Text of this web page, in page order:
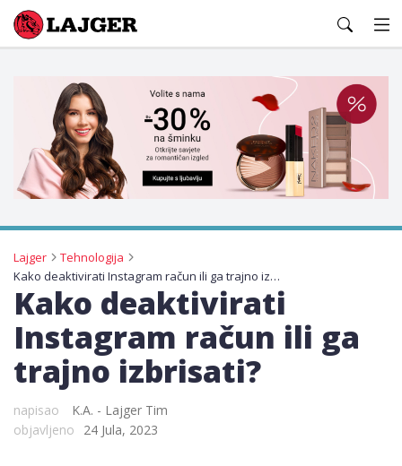
Lajger
Lajger
Tehnologija
Kako deaktivirati Instagram račun ili ga trajno izbrisati?
Kako deaktivirati
Instagram račun ili ga
trajno izbrisati?
napisao
K.A. - Lajger Tim
objavljeno
24 Jula, 2023